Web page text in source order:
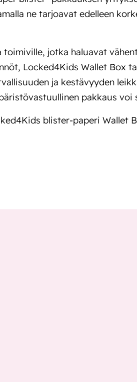
ne tarjoavat edelleen
toimiville, jotka haluavat
Locked4Kids Wallet Box
ja kestävyyden
pakkaus voi
blister-paperi Wallet